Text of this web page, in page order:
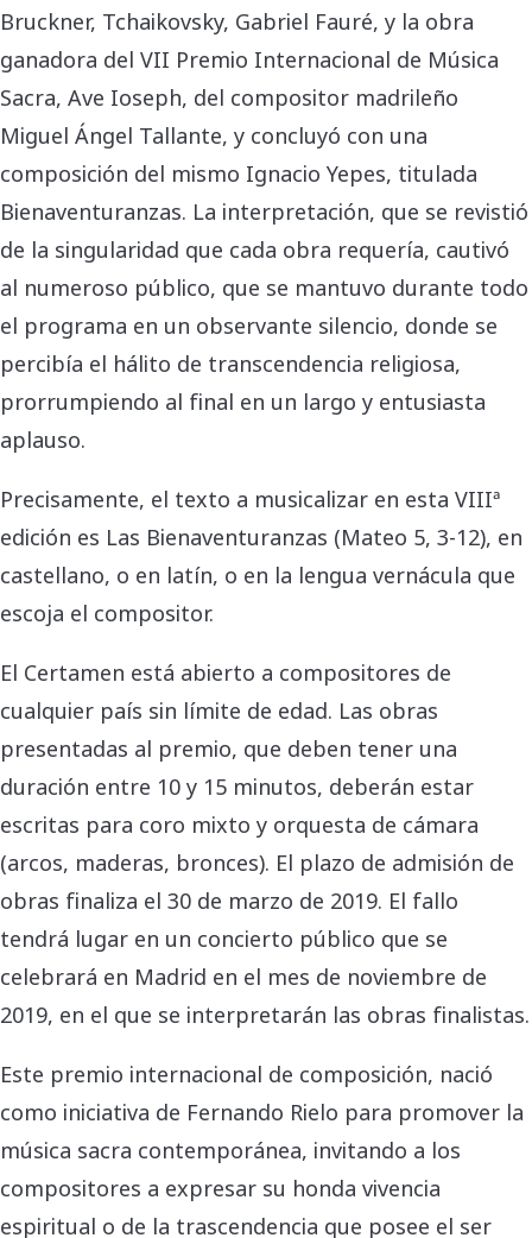
Bruckner, Tchaikovsky, Gabriel Fauré, y la obra
ganadora del VII Premio Internacional de Música
Sacra, Ave Ioseph, del compositor madrileño
Miguel Ángel Tallante, y concluyó con una
composición del mismo Ignacio Yepes, titulada
Bienaventuranzas. La interpretación, que se revistió
de la singularidad que cada obra requería, cautivó
al numeroso público, que se mantuvo durante todo
el programa en un observante silencio, donde se
percibía el hálito de transcendencia religiosa,
prorrumpiendo al final en un largo y entusiasta
aplauso.
Precisamente, el texto a musicalizar en esta VIIIª
edición es Las Bienaventuranzas (Mateo 5, 3-12), en
castellano, o en latín, o en la lengua vernácula que
escoja el compositor.
El Certamen está abierto a compositores de
cualquier país sin límite de edad. Las obras
presentadas al premio, que deben tener una
duración entre 10 y 15 minutos, deberán estar
escritas para coro mixto y orquesta de cámara
(arcos, maderas, bronces). El plazo de admisión de
obras finaliza el 30 de marzo de 2019. El fallo
tendrá lugar en un concierto público que se
celebrará en Madrid en el mes de noviembre de
2019, en el que se interpretarán las obras finalistas.
Este premio internacional de composición, nació
como iniciativa de Fernando Rielo para promover la
música sacra contemporánea, invitando a los
compositores a expresar su honda vivencia
espiritual o de la trascendencia que posee el ser